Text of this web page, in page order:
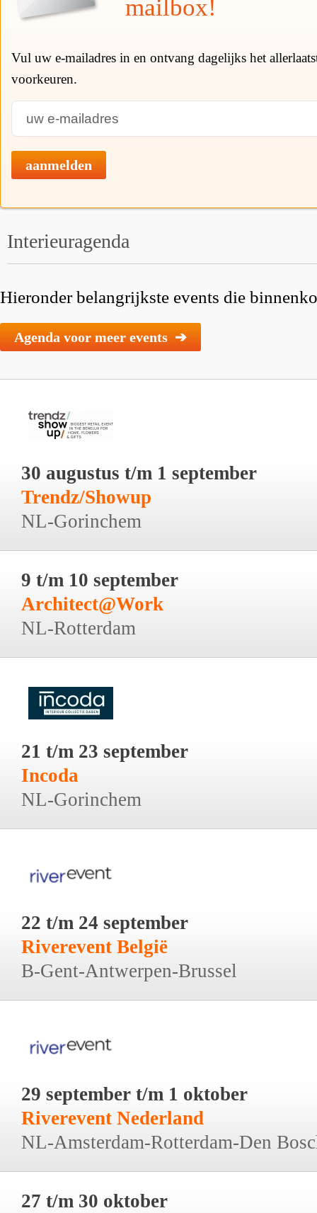
mailbox!
Vul uw e-mailadres in en ontvang dagelijks het
voorkeuren.
aanmelden
Interieuragenda
Hieronder belangrijkste events die
Agenda voor meer events ➔
30 augustus t/m 1 september
Trendz/Showup
NL-Gorinchem
9 t/m 10 september
Architect@Work
NL-Rotterdam
21 t/m 23 september
Incoda
NL-Gorinchem
22 t/m 24 september
Riverevent België
B-Gent-Antwerpen-Brussel
29 september t/m 1 oktober
Riverevent Nederland
NL-Amsterdam-Rotterdam-Den
27 t/m 30 oktober